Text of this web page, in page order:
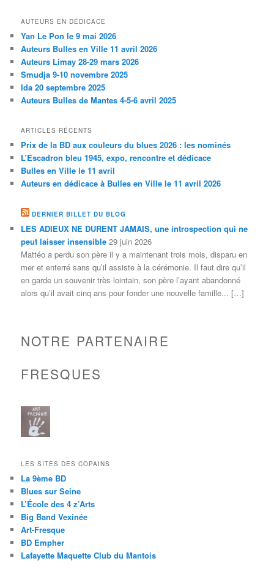
AUTEURS EN DÉDICACE
Yan Le Pon le 9 mai 2026
Auteurs Bulles en Ville 11 avril 2026
Auteurs Limay 28-29 mars 2026
Smudja 9-10 novembre 2025
Ida 20 septembre 2025
Auteurs Bulles de Mantes 4-5-6 avril 2025
ARTICLES RÉCENTS
Prix de la BD aux couleurs du blues 2026 : les nominés
L’Escadron bleu 1945, expo, rencontre et dédicace
Bulles en Ville le 11 avril
Auteurs en dédicace à Bulles en Ville le 11 avril 2026
DERNIER BILLET DU BLOG
LES ADIEUX NE DURENT JAMAIS, une introspection qui ne
peut laisser insensible 29 juin 2026
Mattéo a perdu son père il y a maintenant trois mois, disparu en
mer et enterré sans qu’il assiste à la cérémonie. Il faut dire qu’il
en garde un souvenir très lointain, son père l’ayant abandonné
alors qu’il avait cinq ans pour fonder une nouvelle famille... […]
NOTRE PARTENAIRE
FRESQUES
LES SITES DES COPAINS
La 9ème BD
Blues sur Seine
L’École des 4 z’Arts
Big Band Vexinée
Art-Fresque
BD Empher
Lafayette Maquette Club du Mantois